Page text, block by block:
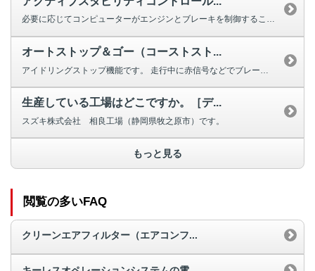
必要に応じてコンピューターがエンジンとブレーキを制御することで、横滑りを抑...
オートストップ＆ゴー（コーストスト...
生産している工場はどこですか。［デ...
スズキ株式会社 相良工場（静岡県牧之原市）です。
もっと見る
閲覧の多いFAQ
クリーンエアフィルター（エアコンフ...